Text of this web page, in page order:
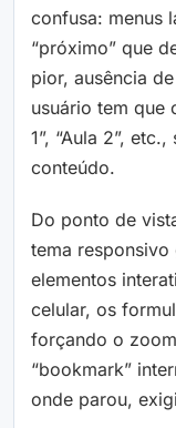
confusa: menus
“próximo” que
pior, ausência
usuário tem que
1”, “Aula 2”,
conteúdo.
Do ponto de
tema
elementos
celular, os
forçando o
“bookmark”
onde parou,